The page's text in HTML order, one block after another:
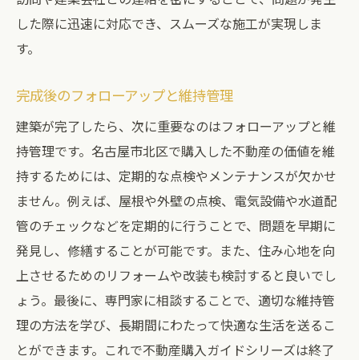
した際に迅速に対応でき、スムーズな施工が実現しま
す。
完成後のフォローアップと維持管理
建築が完了したら、次に重要なのはフォローアップと維
持管理です。名古屋市北区で購入した不動産の価値を維
持するためには、定期的な点検やメンテナンスが欠かせ
ません。例えば、屋根や外壁の点検、電気設備や水道配
管のチェックなどを定期的に行うことで、問題を早期に
発見し、修繕することが可能です。また、住み心地を向
上させるためのリフォームや改装も検討すると良いでし
ょう。最後に、専門家に相談することで、適切な維持管
理の方法を学び、長期間にわたって快適な生活を送るこ
とができます。これで不動産購入ガイドシリーズは終了